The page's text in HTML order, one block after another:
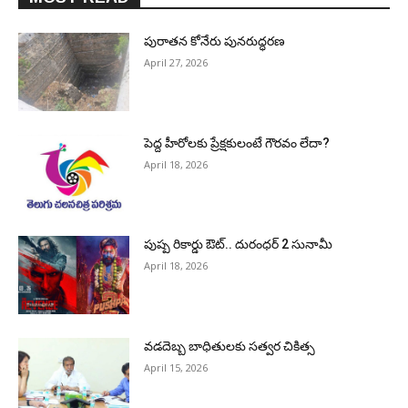
పురాత‌న కోనేరు పున‌రుద్ధ‌ర‌ణ
April 27, 2026
పెద్ద హీరోల‌కు ప్రేక్ష‌కులంటే గౌర‌వం లేదా?
April 18, 2026
పుష్ప రికార్డు ఔట్‌.. దురంధ‌ర్ 2 సునామీ
April 18, 2026
వడదెబ్బ బాధితులకు సత్వర చికిత్స
April 15, 2026